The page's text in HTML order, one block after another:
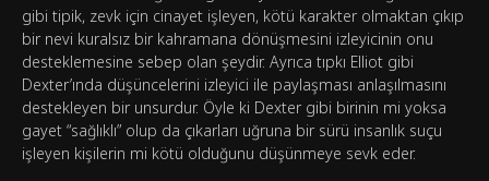
gibi tipik, zevk için cinayet işleyen, kötü karakter olmaktan çıkıp
bir nevi kuralsız bir kahramana dönüşmesini izleyicinin onu
desteklemesine sebep olan şeydir. Ayrıca tıpkı Elliot gibi
Dexter’ında düşüncelerini izleyici ile paylaşması anlaşılmasını
destekleyen bir unsurdur. Öyle ki Dexter gibi birinin mi yoksa
gayet “sağlıklı” olup da çıkarları uğruna bir sürü insanlık suçu
işleyen kişilerin mi kötü olduğunu düşünmeye sevk eder.